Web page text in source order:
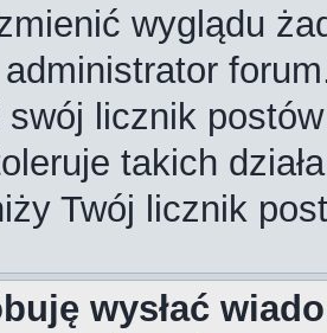
wyglądu
licznik
takich
Twój licznik
wysłać